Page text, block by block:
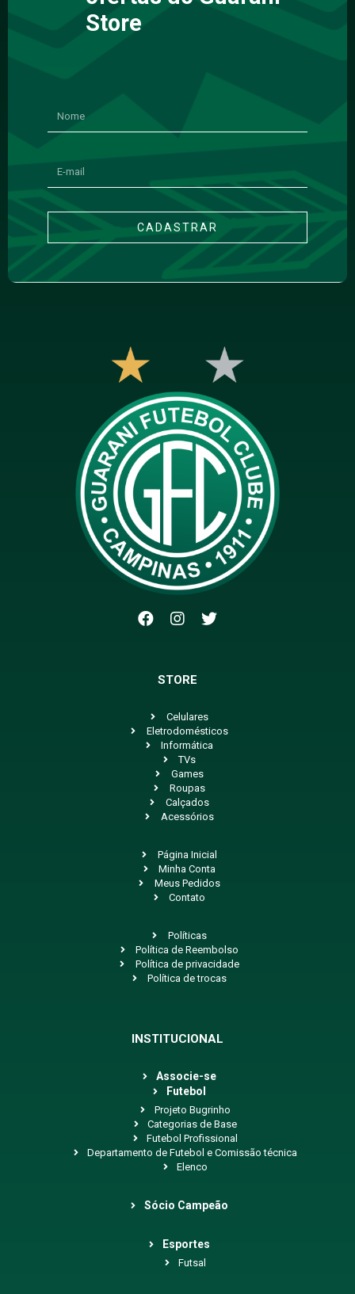
Store
CADASTRAR
STORE
Celulares
Eletrodomésticos
Informática
TVs
Games
Roupas
Calçados
Acessórios
Página Inicial
Minha Conta
Meus Pedidos
Contato
Políticas
Política de Reembolso
Política de privacidade
Política de trocas
INSTITUCIONAL
Associe-se
Futebol
Projeto Bugrinho
Categorias de Base
Futebol Profissional
Departamento de Futebol e Comissão técnica
Elenco
Sócio Campeão
Esportes
Futsal